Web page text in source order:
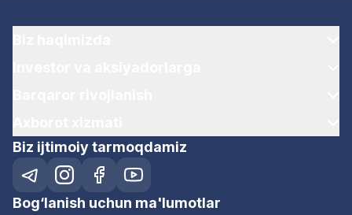
Biz ijtimoiy tarmoqdamiz
Bog‘lanish uchun ma'lumotlar